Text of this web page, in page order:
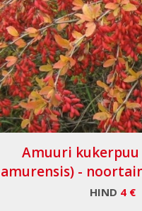
Amuuri kukerpuu
amurensis) -
HIND 4 €